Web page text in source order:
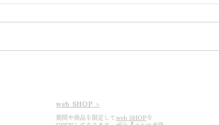
web SHOP >
期間や商品を限定してweb SHOPを